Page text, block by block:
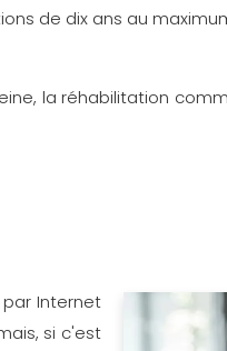
de dix ans au
la réhabilitation
Internet
si c'est